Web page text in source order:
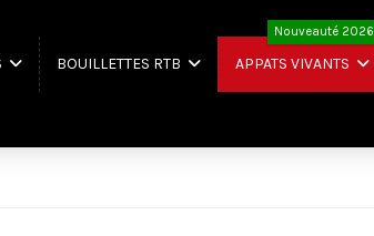
BOUILLETTES RTB APPATS VIVANTS
Nouveauté 2026